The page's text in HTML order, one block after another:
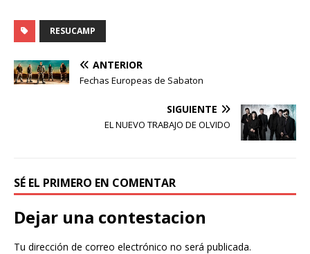
RESUCAMP
ANTERIOR
Fechas Europeas de Sabaton
SIGUIENTE
EL NUEVO TRABAJO DE OLVIDO
SÉ EL PRIMERO EN COMENTAR
Dejar una contestacion
Tu dirección de correo electrónico no será publicada.